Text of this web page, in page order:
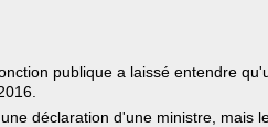
publique a laissé entendre
déclaration d'une ministre, mais